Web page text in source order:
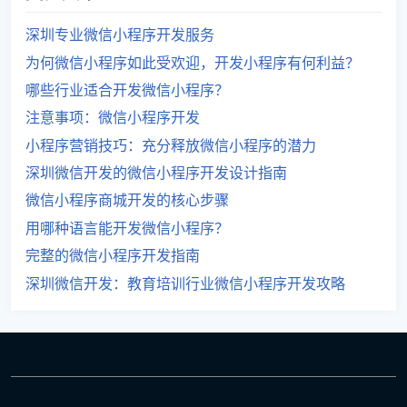
深圳专业微信小程序开发服务
为何微信小程序如此受欢迎，开发小程序有何利益？
哪些行业适合开发微信小程序？
注意事项：微信小程序开发
小程序营销技巧：充分释放微信小程序的潜力
深圳微信开发的微信小程序开发设计指南
微信小程序商城开发的核心步骤
用哪种语言能开发微信小程序？
完整的微信小程序开发指南
深圳微信开发：教育培训行业微信小程序开发攻略